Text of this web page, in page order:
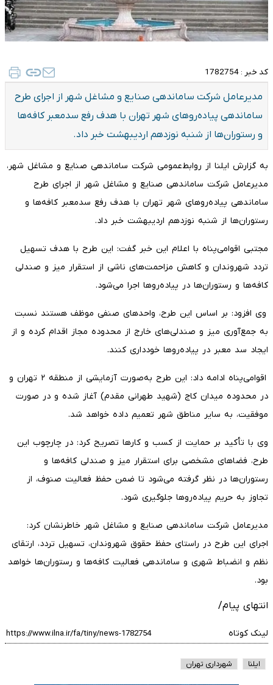
کد خبر : 1782754
مدیرعامل شرکت ساماندهی صنایع و مشاغل شهر از اجرای طرح
ساماندهی پیاده‌روهای شهر تهران با هدف رفع سدمعبر کافه‌ها
و رستوران‌ها از شنبه نوزدهم اردیبهشت خبر داد.
به گزارش ایلنا از روابط‌عمومی شرکت ساماندهی صنایع و مشاغل شهر،
مدیرعامل شرکت ساماندهی صنایع و مشاغل شهر از اجرای طرح
ساماندهی پیاده‌روهای شهر تهران با هدف رفع سدمعبر کافه‌ها و
رستوران‌ها از شنبه نوزدهم اردیبهشت خبر داد.
مجتبی اقوامی‌پناه با اعلام این خبر گفت: این طرح با هدف تسهیل
تردد شهروندان و کاهش مزاحمت‌های ناشی از استقرار میز و صندلی
کافه‌ها و رستوران‌ها در پیاده‌روها اجرا می‌شود.
وی افزود: بر اساس این طرح، واحدهای صنفی موظف هستند نسبت
به جمع‌آوری میز و صندلی‌های خارج از محدوده مجاز اقدام کرده و از
ایجاد سد معبر در پیاده‌روها خودداری کنند.
اقوامی‌پناه ادامه داد: این طرح به‌صورت آزمایشی از منطقه ۲ تهران و
در محدوده میدان کاج (شهید طهرانی مقدم) آغاز شده و در صورت
موفقیت، به سایر مناطق شهر تعمیم داده خواهد شد.
وی با تأکید بر حمایت از کسب‌ و کارها تصریح کرد: در چارچوب این
طرح، فضاهای مشخصی برای استقرار میز و صندلی کافه‌ها و
رستوران‌ها در نظر گرفته می‌شود تا ضمن حفظ فعالیت صنوف، از
تجاوز به حریم پیاده‌روها جلوگیری شود.
مدیرعامل شرکت ساماندهی صنایع و مشاغل شهر خاطرنشان کرد:
اجرای این طرح در راستای حفظ حقوق شهروندان، تسهیل تردد، ارتقای
نظم و انضباط شهری و ساماندهی فعالیت کافه‌ها و رستوران‌ها خواهد
بود.
انتهای پیام/
لینک کوتاه
ایلنا شهرداری تهران